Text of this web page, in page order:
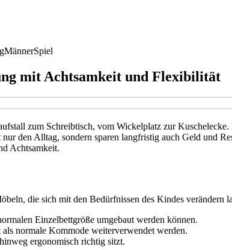
MännerSpiel
mit Achtsamkeit und Flexibilität
zum Schreibtisch, vom Wickelplatz zur
den Alltag, sondern sparen langfristig auch Geld und
Achtsamkeit.
die sich mit den Bedürfnissen des Kindes verändern
Einzelbettgröße umgebaut werden können.
normale Kommode weiterverwendet werden.
ergonomisch richtig sitzt.